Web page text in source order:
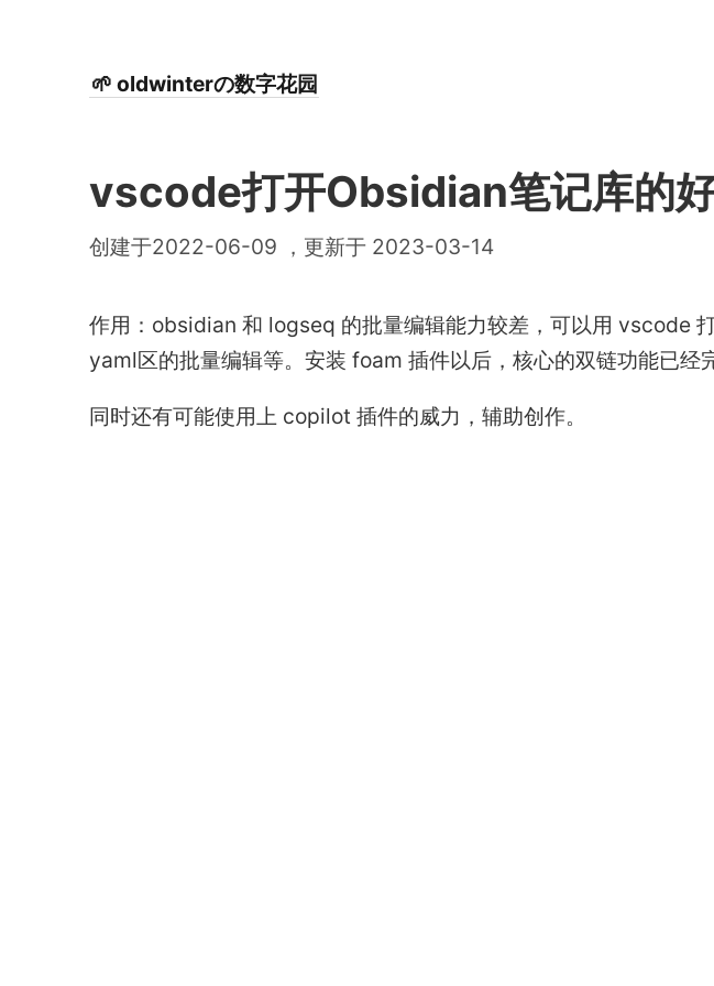
🌱 oldwinterの数字花园
vscode打开Obsidian笔记库的
创建于2022-06-09 ，更新于 2023-03-14
作用：obsidian 和 logseq 的批量编辑能力较差，可以用 vscode
yaml区的批量编辑等。安装 foam 插件以后，核心的双链功能已经
同时还有可能使用上 copilot 插件的威力，辅助创作。